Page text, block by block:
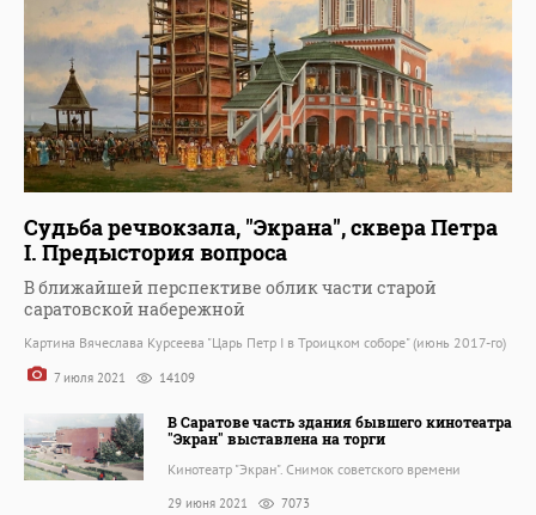
Судьба речвокзала, "Экрана", сквера Петра
I. Предыстория вопроса
В ближайшей перспективе облик части старой
саратовской набережной
Картина Вячеслава Курсеева "Царь Петр I в Троицком соборе" (июнь 2017-го)
7 июля 2021 14109
В Саратове часть здания бывшего кинотеатра
"Экран" выставлена на торги
Кинотеатр "Экран". Снимок советского времени
29 июня 2021 7073